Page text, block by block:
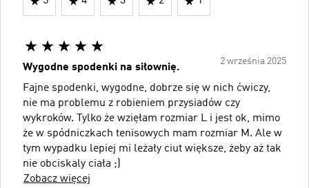
2 września 2025
Wygodne spodenki na siłownię.
Fajne spodenki, wygodne, dobrze się w nich ćwiczy,
nie ma problemu z robieniem przysiadów czy
wykroków. Tylko że wzięłam rozmiar L i jest ok, mimo
że w spódniczkach tenisowych mam rozmiar M. Ale w
tym wypadku lepiej mi leżały ciut większe, żeby aż tak
nie obciskaly ciała ;)
Zobacz więcej